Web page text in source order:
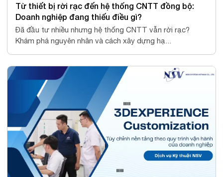
Từ thiết bị rời rạc đến hệ thống CNTT đồng bộ:
Doanh nghiệp đang thiếu điều gì?
Đã đầu tư nhiều nhưng hệ thống CNTT vẫn rời rạc?
Khám phá nguyên nhân và cách xây dựng hạ...